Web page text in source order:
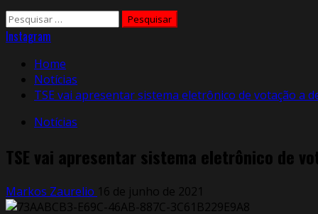
Pesquisar
por:
Instagram
Home
Notícias
TSE vai apresentar sistema eletrônico de votação a
Notícias
TSE vai apresentar sistema eletrônico de
Markos Zaurelio 16 de junho de 2021